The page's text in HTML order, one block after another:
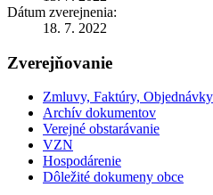
Dátum zverejnenia:
18. 7. 2022
Zverejňovanie
Zmluvy, Faktúry, Objednávky
Archív dokumentov
Verejné obstarávanie
VZN
Hospodárenie
Dôležité dokumeny obce